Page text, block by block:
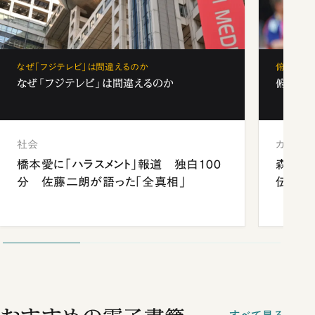
なぜ「フジテレビ」は間違えるのか
なぜ「フジテレビ」は間違えるのか
社会
橋本愛に「ハラスメント」報道 独白100
分 佐藤二朗が語った「全真相」
俯瞰する
俯瞰す
カルチ
森保ジ
伝統・